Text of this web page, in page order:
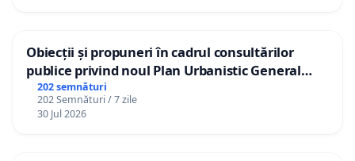
Obiecții și propuneri în cadrul consultărilor
publice privind noul Plan Urbanistic General
(PUG) Ialoveni
202 semnături
202 Semnături / 7 zile
30 Jul 2026